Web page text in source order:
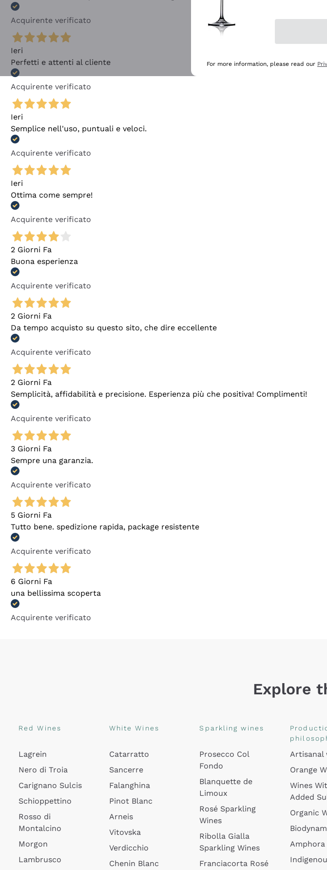
Acquirente verificato
Ieri
Perfetti e attenti al cliente
Acquirente verificato
Ieri
Semplice nell'uso, puntuali e veloci.
Acquirente verificato
Ieri
Ottima come sempre!
Acquirente verificato
2 Giorni Fa
Buona esperienza
Acquirente verificato
2 Giorni Fa
Da tempo acquisto su questo sito, che dire eccellente
Acquirente verificato
2 Giorni Fa
Semplicità, affidabilità e precisione. Esperienza più che positiva! Complimenti!
Acquirente verificato
3 Giorni Fa
Sempre una garanzia.
Acquirente verificato
5 Giorni Fa
Tutto bene. spedizione rapida, package resistente
Acquirente verificato
6 Giorni Fa
una bellissima scoperta
Acquirente verificato
Explore
Red Wines
Lagrein
Nero di Troia
Carignano Sulcis
Schioppettino
Rosso di
Montalcino
Morgon
Lambrusco
White Wines
Catarratto
Sancerre
Falanghina
Pinot Blanc
Arneis
Vitovska
Verdicchio
Chenin Blanc
Sparkling wines
Prosecco Col
Fondo
Blanquette de
Limoux
Rosé Sparkling
Wines
Ribolla Gialla
Sparkling Wines
Franciacorta Rosé
Artisanal
Orange
Wines
Added
Organic
Amphora
For more information, please read our